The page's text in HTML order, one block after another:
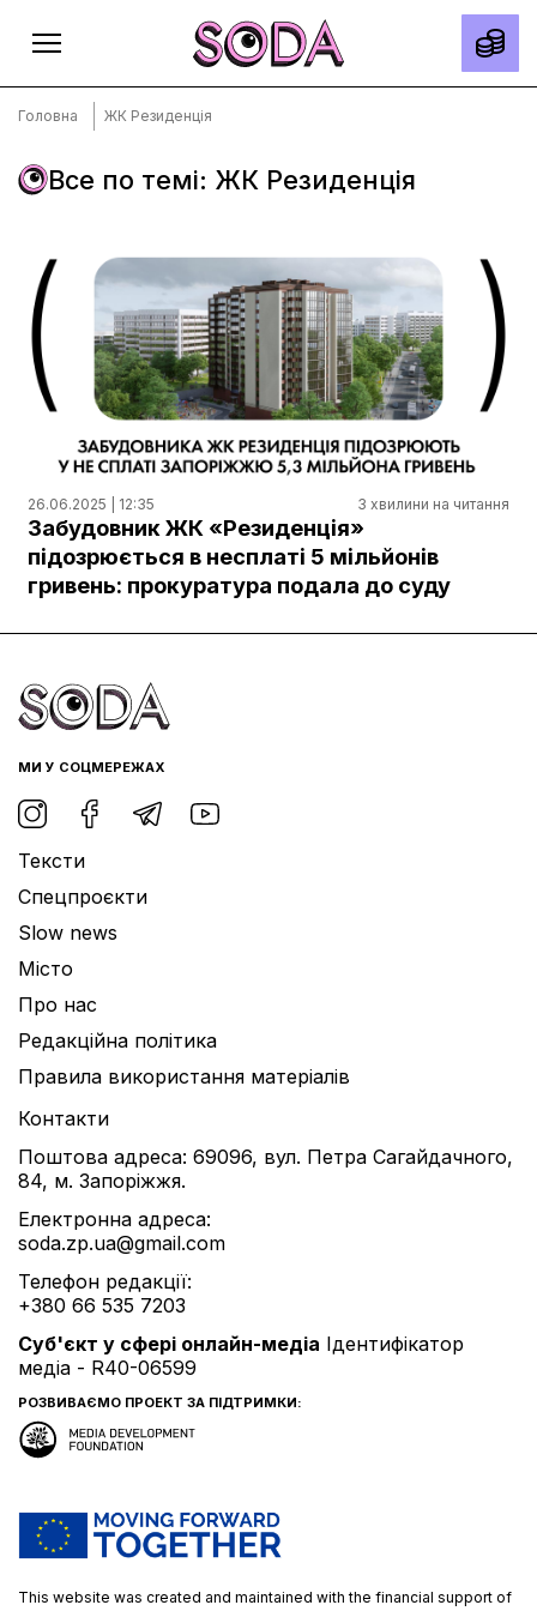
Тексти
Спецпроєкти
Slow news
Місто
Редакційна політика
Правила використання матеріалів
Документи
Головна ЖК Резиденція
Все по темі: ЖК Резиденція
26.06.2025 | 12:35 3 хвилини на читання
Забудовник ЖК «Резиденція»
підозрюється в несплаті 5 мільйонів
гривень: прокуратура подала до суду
МИ У СОЦМЕРЕЖАХ
Тексти
Спецпроєкти
Slow news
Місто
Про нас
Редакційна політика
Правила використання матеріалів
Контакти
Поштова адреса: 69096, вул. Петра Сагайдачного,
84, м. Запоріжжя.
Електронна адреса:
soda.zp.ua@gmail.com
Телефон редакції:
+380 66 535 7203
Cуб'єкт у сфері онлайн-медіа Ідентифікатор
медіа - R40-06599
РОЗВИВАЄМО ПРОЕКТ ЗА ПІДТРИМКИ:
This website was created and maintained with the financial support of